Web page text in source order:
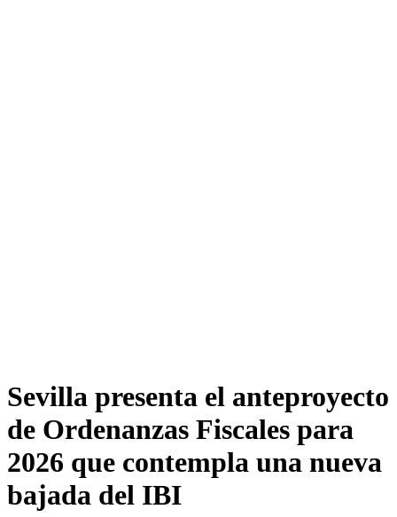
Sevilla presenta el anteproyecto
de Ordenanzas Fiscales para
2026 que contempla una nueva
bajada del IBI